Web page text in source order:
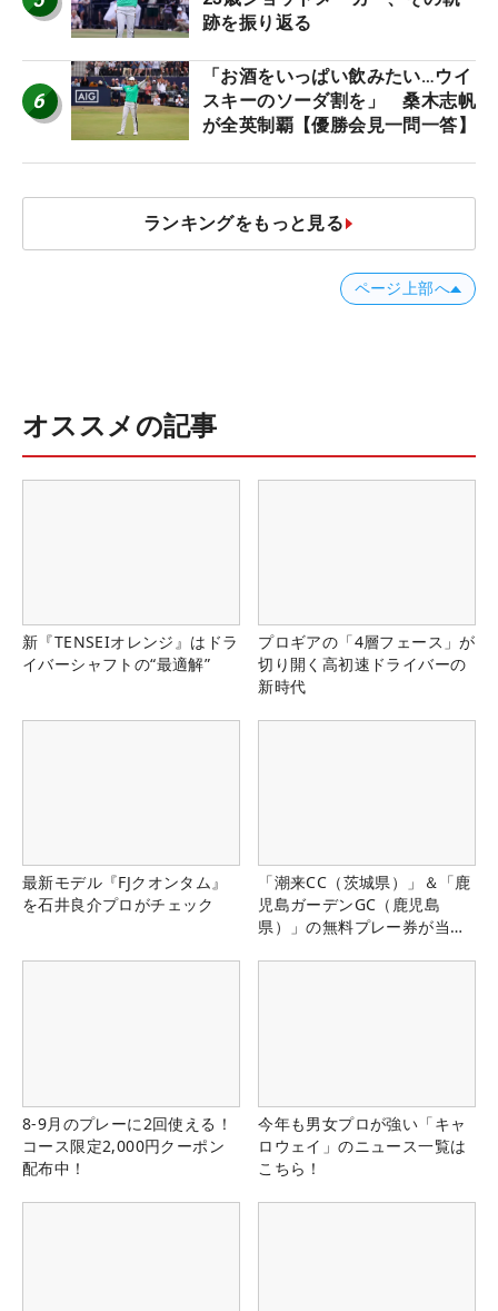
跡を振り返る
6
「お酒をいっぱい飲みたい…ウイ
スキーのソーダ割を」 桑木志帆
が全英制覇【優勝会見一問一答】
ランキングをもっと見る
ページ上部へ
オススメの記事
新『TENSEIオレンジ』はドラ
イバーシャフトの“最適解”
プロギアの「4層フェース」が
切り開く高初速ドライバーの
新時代
最新モデル『FJクオンタム』
を石井良介プロがチェック
「潮来CC（茨城県）」＆「鹿
児島ガーデンGC（鹿児島
県）」の無料プレー券が当た
8-9月のプレーに2回使える！
コース限定2,000円クーポン
配布中！
今年も男女プロが強い「キャ
ロウェイ」のニュース一覧は
こちら！